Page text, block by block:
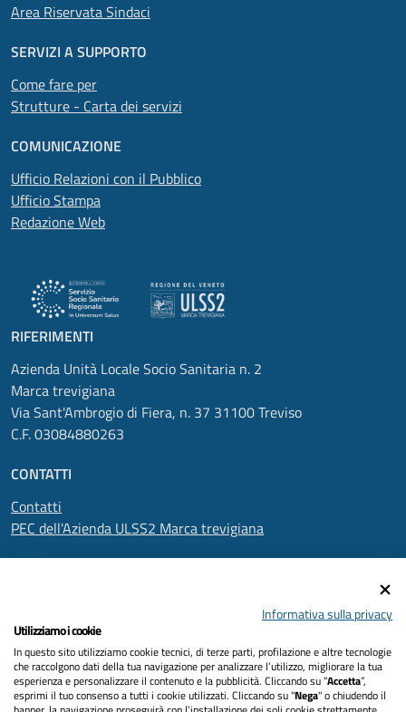
Area Riservata Sindaci
SERVIZI A SUPPORTO
Come fare per
Strutture - Carta dei servizi
COMUNICAZIONE
Ufficio Relazioni con il Pubblico
Ufficio Stampa
Redazione Web
RIFERIMENTI
Azienda Unità Locale Socio Sanitaria n. 2
Marca trevigiana
Via Sant'Ambrogio di Fiera, n. 37 31100 Treviso
C.F. 03084880263
CONTATTI
Contatti
PEC dell'Azienda ULSS2 Marca trevigiana
Informativa privacy
Dichiarazione di accessibilità
Informativa sulla privacy
Utilizziamo i cookie
In questo sito utilizziamo cookie tecnici, di terze parti, profilazione e altre tecnologie
che raccolgono dati della tua navigazione per analizzare l’utilizzo, migliorare la tua
esperienza e personalizzare il contenuto e la pubblicità. Cliccando su “Accetta”,
esprimi il tuo consenso a tutti i cookie utilizzati. Cliccando su "Nega" o chiudendo il